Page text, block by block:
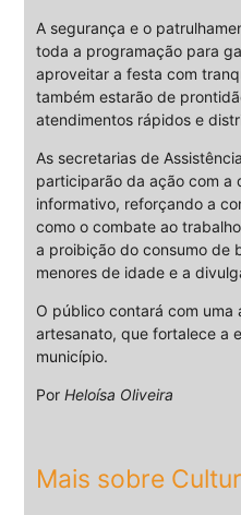
A segurança e o
toda a programação para
aproveitar a festa com
também estarão de
atendimentos rápidos e
As secretarias de
participarão da ação com a
informativo, reforçando a
como o combate ao
a proibição do consumo de
menores de idade e a
O público contará com uma
artesanato, que fortalece a
município.
Por Heloísa Oliveira
Mais sobre